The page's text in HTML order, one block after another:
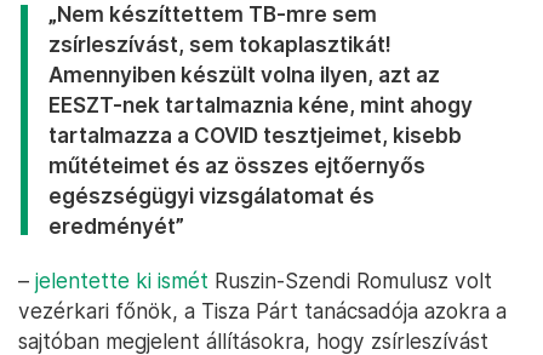
„Nem készíttettem TB-mre sem
zsírleszívást, sem tokaplasztikát!
Amennyiben készült volna ilyen, azt az
EESZT-nek tartalmaznia kéne, mint ahogy
tartalmazza a COVID tesztjeimet, kisebb
műtéteimet és az összes ejtőernyős
egészségügyi vizsgálatomat és
eredményét”
– jelentette ki ismét Ruszin-Szendi Romulusz volt
vezérkari főnök, a Tisza Párt tanácsadója azokra a
sajtóban megjelent állításokra, hogy zsírleszívást